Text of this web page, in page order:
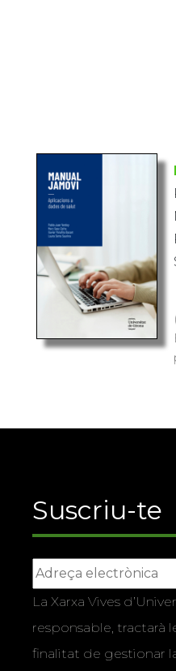
Suscriu-te
La Xarxa Vives
responsable, tractarà
finalitat de gestionar